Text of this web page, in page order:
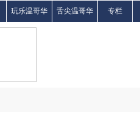
玩乐温哥华 舌尖温哥华 专栏